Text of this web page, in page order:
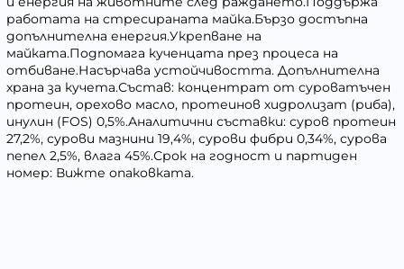
работата на стресираната майка.Бързо достъпна
допълнителна енергия.Укрепване на
майката.Подпомага кученцата през процеса на
отбиване.Насърчава устойчивостта. Допълнителна
храна за кучета.Състав: концентрат от суроватъчен
протеин, орехово масло, протеинов хидролизат (риба),
инулин (FOS) 0,5%.Аналитични съставки: суров протеин
27,2%, сурови мазнини 19,4%, сурови фибри 0,34%, сурова
пепел 2,5%, влага 45%.Срок на годност и партиден
номер: Вижте опаковката.